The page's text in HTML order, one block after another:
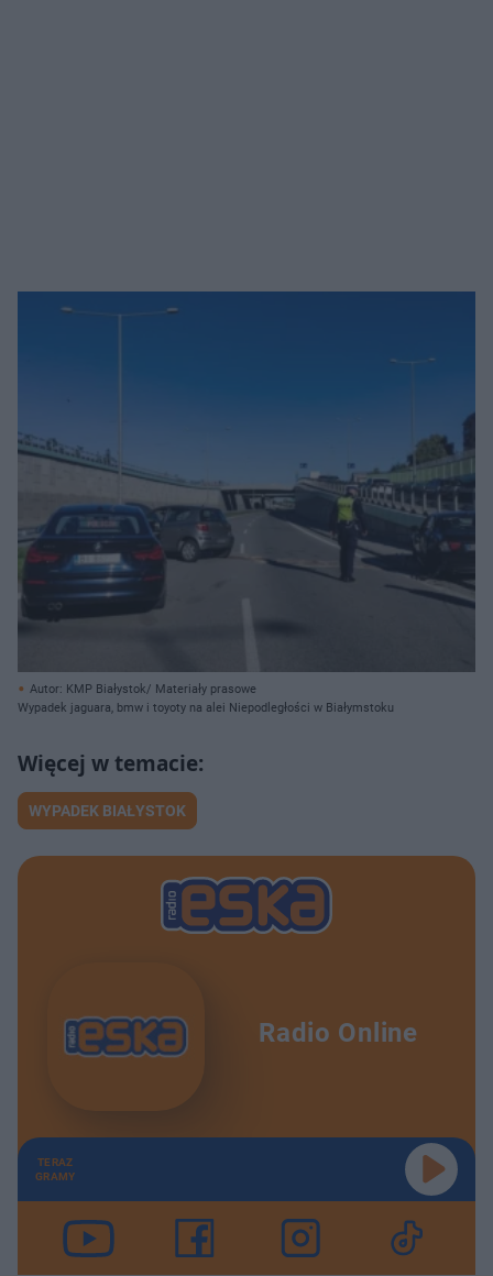
Autor: KMP Białystok/ Materiały prasowe
Wypadek jaguara, bmw i toyoty na alei Niepodległości w Białymstoku
WYPADEK BIAŁYSTOK
Radio Online
TERAZ
GRAMY